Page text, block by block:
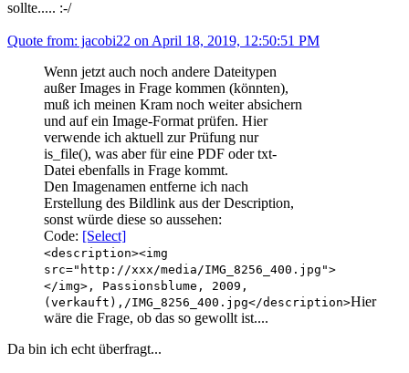
sollte..... :-/
Quote from: jacobi22 on April 18, 2019, 12:50:51 PM
Wenn jetzt auch noch andere Dateitypen
außer Images in Frage kommen (könnten),
muß ich meinen Kram noch weiter absichern
und auf ein Image-Format prüfen. Hier
verwende ich aktuell zur Prüfung nur
is_file(), was aber für eine PDF oder txt-
Datei ebenfalls in Frage kommt.
Den Imagenamen entferne ich nach
Erstellung des Bildlink aus der Description,
sonst würde diese so aussehen:
Code: [Select]
<description><img
src="http://xxx/media/IMG_8256_400.jpg">
</img>, Passionsblume, 2009,
(verkauft),/IMG_8256_400.jpg</description>Hier
wäre die Frage, ob das so gewollt ist....
Da bin ich echt überfragt...